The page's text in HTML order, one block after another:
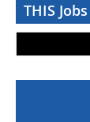
THIS Jobs